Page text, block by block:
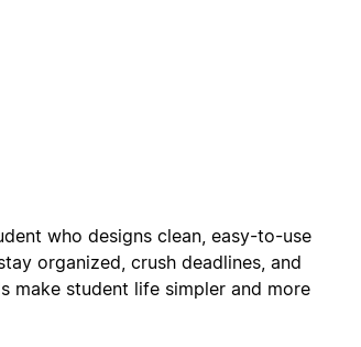
who designs clean, easy-to-use
organized, crush deadlines, and
make student life simpler and more